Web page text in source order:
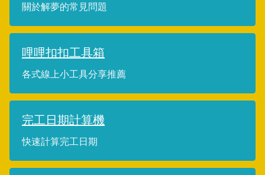
關於解夢的常見問題
哩哩扣扣工具箱
各式線上小工具分享推薦
完工日期計算機
快速計算完工日期